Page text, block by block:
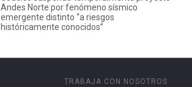
Andes Norte por fenómeno sísmico
emergente distinto “a riesgos
históricamente conocidos”
TRABAJA CON NOSOTROS